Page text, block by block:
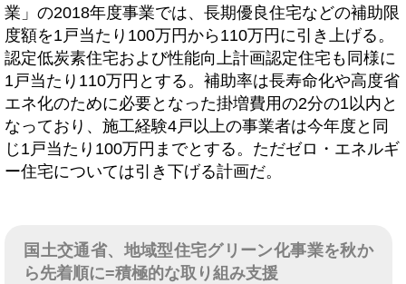
業」の2018年度事業では、長期優良住宅などの補助限
度額を1戸当たり100万円から110万円に引き上げる。
認定低炭素住宅および性能向上計画認定住宅も同様に
1戸当たり110万円とする。補助率は長寿命化や高度省
エネ化のために必要となった掛増費用の2分の1以内と
なっており、施工経験4戸以上の事業者は今年度と同
じ1戸当たり100万円までとする。ただゼロ・エネルギ
ー住宅については引き下げる計画だ。
国土交通省、地域型住宅グリーン化事業を秋か
ら先着順に=積極的な取り組み支援